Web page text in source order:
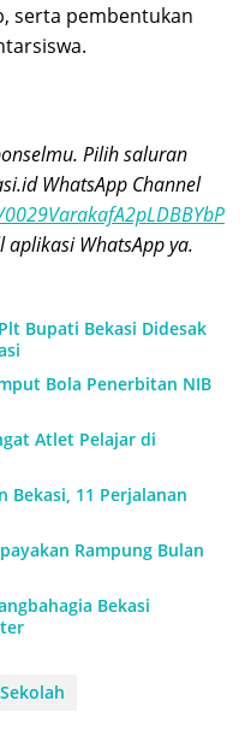
serta pembentukan
Pilih saluran
WhatsApp Channel
WhatsApp ya.
Bupati Bekasi Didesak
Bola Penerbitan NIB
Atlet Pelajar di
Bekasi, 11 Perjalanan
Rampung Bulan
Bekasi